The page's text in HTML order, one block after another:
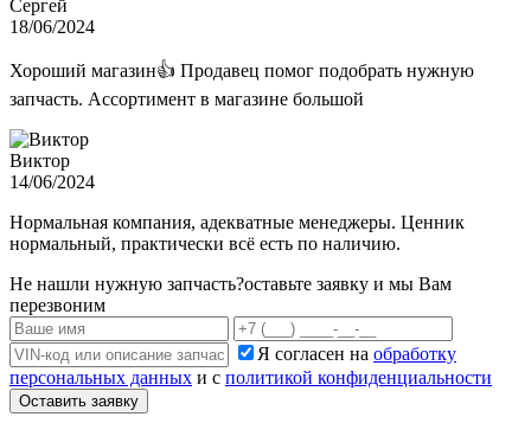
Сергей
18/06/2024
Хороший магазин👍 Продавец помог подобрать нужную
запчасть. Ассортимент в магазине большой
Виктор
14/06/2024
Нормальная компания, адекватные менеджеры. Ценник
нормальный, практически всё есть по наличию.
Не нашли нужную запчасть?оставьте заявку и мы Вам
перезвоним
Я согласен на обработку
персональных данных и с политикой конфиденциальности
Оставить заявку